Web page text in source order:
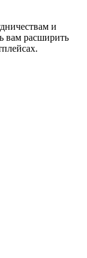
и
вам расширить